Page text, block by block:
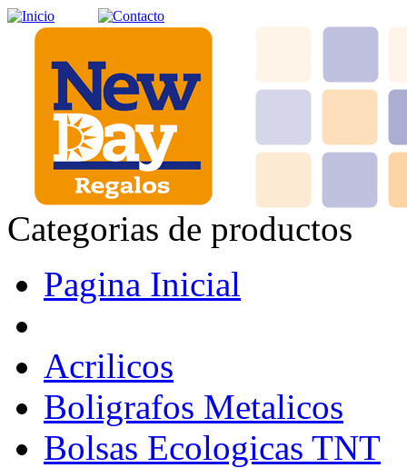
Categorias de productos
Pagina Inicial
Acrilicos
Boligrafos Metalicos
Bolsas Ecologicas TNT